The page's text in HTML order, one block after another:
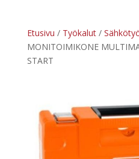
Etusivu / Työkalut/
MONITOIMIKONE
START